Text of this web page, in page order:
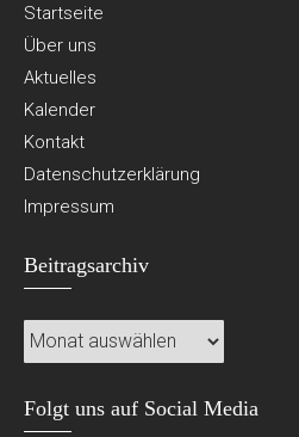
Startseite
Über uns
Aktuelles
Kalender
Kontakt
Datenschutzerklärung
Impressum
Beitragsarchiv
Beitragsarchiv
Folgt uns auf Social Media